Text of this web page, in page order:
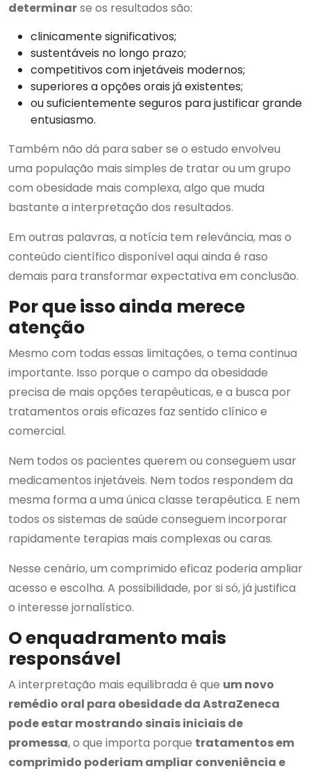
determinarse os resultados são:
clinicamente significativos;
sustentáveis no longo prazo;
competitivos com injetáveis modernos;
superiores a opções orais já existentes;
ou suficientemente seguros para justificar grande
entusiasmo.
Também não dá para saber se o estudo envolveu
uma população mais simples de tratar ou um grupo
com obesidade mais complexa, algo que muda
bastante a interpretação dos resultados.
Em outras palavras, a notícia tem relevância, mas o
conteúdo científico disponível aqui ainda é raso
demais para transformar expectativa em conclusão.
Por que isso ainda merece
atenção
Mesmo com todas essas limitações, o tema continua
importante. Isso porque o campo da obesidade
precisa de mais opções terapêuticas, e a busca por
tratamentos orais eficazes faz sentido clínico e
comercial.
Nem todos os pacientes querem ou conseguem usar
medicamentos injetáveis. Nem todos respondem da
mesma forma a uma única classe terapêutica. E nem
todos os sistemas de saúde conseguem incorporar
rapidamente terapias mais complexas ou caras.
Nesse cenário, um comprimido eficaz poderia ampliar
acesso e escolha. A possibilidade, por si só, já justifica
o interesse jornalístico.
O enquadramento mais
responsável
A interpretação mais equilibrada é que um novo
remédio oral para obesidade da AstraZeneca
pode estar mostrando sinais iniciais de
promessa, o que importa porque tratamentos em
comprimido poderiam ampliar conveniência e